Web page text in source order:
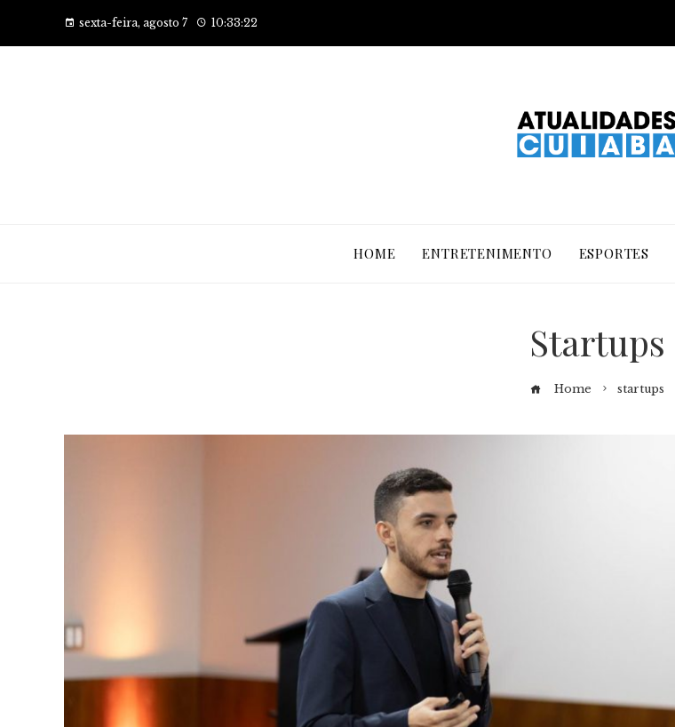
sexta-feira, agosto 7 10:33:22
HOME ENTRETENIMENTO ESPORTES
Startups
Home startups